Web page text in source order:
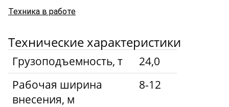
Техника в работе
Технические характеристики
Грузоподъемность, т
24,0
Рабочая ширина
внесения, м
8-12